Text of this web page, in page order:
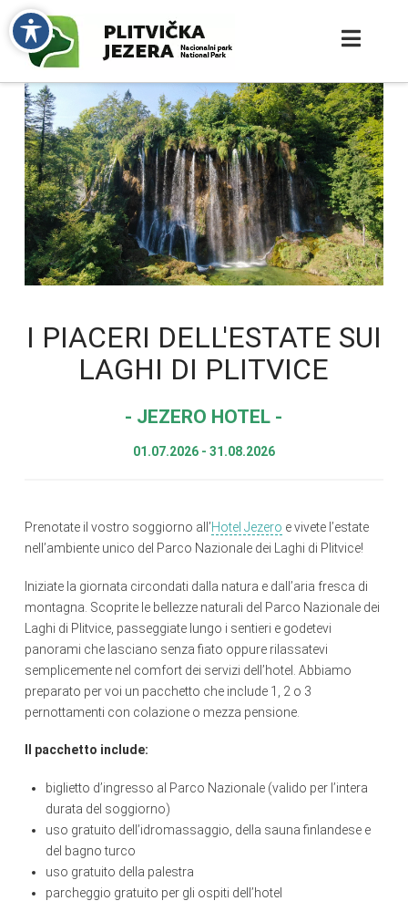
I PIACERI DELL'ESTATE SUI
LAGHI DI PLITVICE
- JEZERO HOTEL -
01.07.2026 - 31.08.2026
Prenotate il vostro soggiorno all’Hotel Jezero e vivete l’estate
nell’ambiente unico del Parco Nazionale dei Laghi di Plitvice!
Iniziate la giornata circondati dalla natura e dall’aria fresca di
montagna. Scoprite le bellezze naturali del Parco Nazionale dei
Laghi di Plitvice, passeggiate lungo i sentieri e godetevi
panorami che lasciano senza fiato oppure rilassatevi
semplicemente nel comfort dei servizi dell’hotel. Abbiamo
preparato per voi un pacchetto che include 1, 2 o 3
pernottamenti con colazione o mezza pensione.
Il pacchetto include:
biglietto d’ingresso al Parco Nazionale (valido per l’intera
durata del soggiorno)
uso gratuito dell’idromassaggio, della sauna finlandese e
del bagno turco
uso gratuito della palestra
parcheggio gratuito per gli ospiti dell’hotel